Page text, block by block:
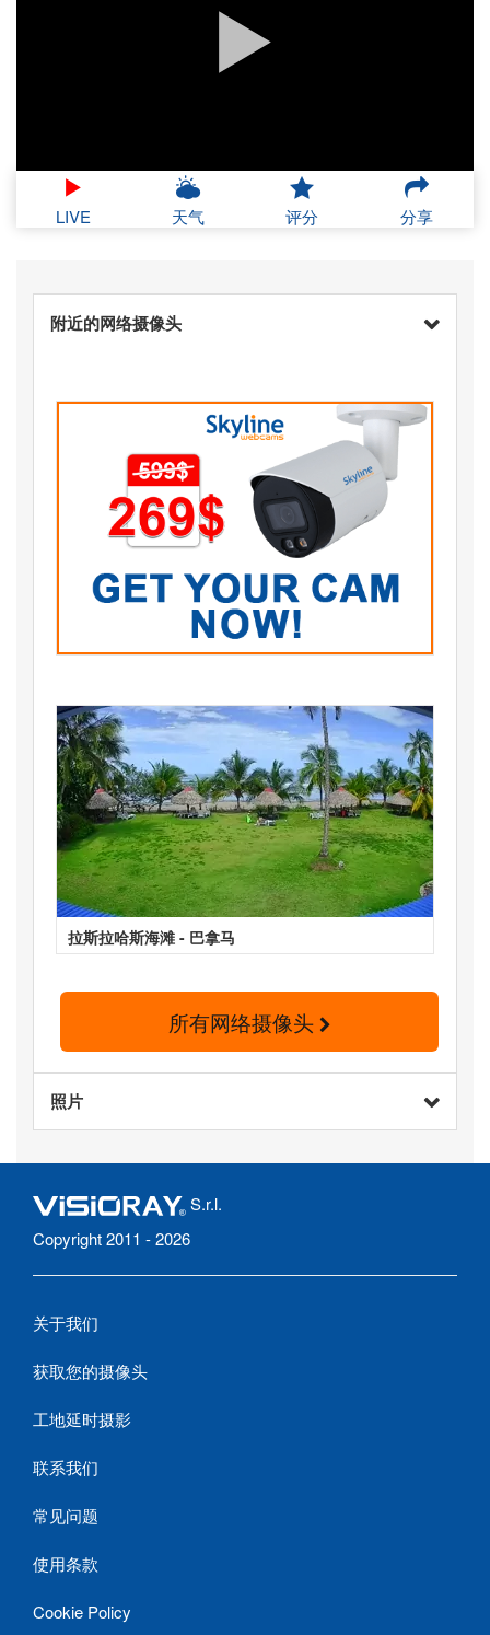
LIVE 天气 评分 分享
附近的网络摄像头
拉斯拉哈斯海滩 - 巴拿马
所有网络摄像头
照片
S.r.l.
Copyright 2011 - 2026
关于我们
获取您的摄像头
工地延时摄影
联系我们
常见问题
使用条款
Cookie Policy